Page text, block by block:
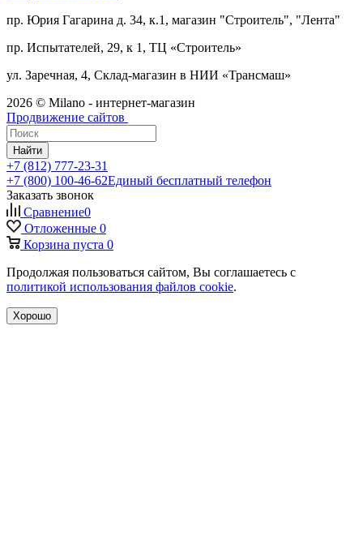
пр. Юрия Гагарина д. 34, к.1, магазин "Строитель", "Лента"
пр. Испытателей, 29, к 1, ТЦ «Строитель»
ул. Заречная, 4, Склад-магазин в НИИ «Трансмаш»
2026 © Milano - интернет-магазин
Продвижение сайтов
Найти
+7 (812) 777-23-31
+7 (800) 100-46-62Единый бесплатный телефон
Заказать звонок
Сравнение0
Отложенные 0
Корзина пуста 0
Продолжая пользоваться сайтом, Вы соглашаетесь с
политикой использования файлов cookie.
Хорошо